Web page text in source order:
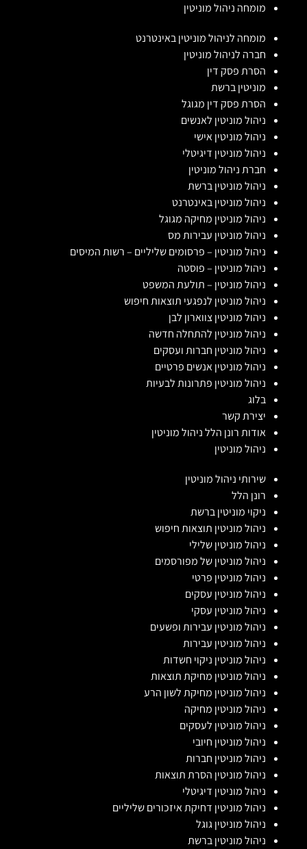
מומחה ניהול מוניטין
מומחה לניהול מוניטין באינטרנט
חברה לניהול מוניטין
הסרת פסק דין
מוניטין ברשת
הסרת פסק דין מגוגל
ניהול מוניטין לאנשים
ניהול מוניטין אישי
ניהול מוניטין דיגיטלי
חברת ניהול מוניטין
ניהול מוניטין ברשת
ניהול מוניטין באינטרנט
ניהול מוניטין מחיקה מגוגל
ניהול מוניטין עבירות מס
ניהול מוניטין – פרסומים שליליים – רשות המיסים
ניהול מוניטין – פוסטה
ניהול מוניטין – תולעת המשפט
ניהול מוניטין לנפגעי תוצאות חיפוש
ניהול מוניטין צווארון לבן
ניהול מוניטין להתחלה חדשה
ניהול מוניטין חברות ועסקים
ניהול מוניטין אנשים פרטיים
ניהול מוניטין פתרונות לבעיות
בלוג
יצירת קשר
אודות רונן הלל ניהול מוניטין
ניהול מוניטין
שירותי ניהול מוניטין
רונן הלל
ניקוי מוניטין ברשת
ניהול מוניטין תוצאות חיפוש
ניהול מוניטין שלילי
ניהול מוניטין של מפורסמים
ניהול מוניטין פרטי
ניהול מוניטין עסקים
ניהול מוניטין עסקי
ניהול מוניטין עבירות ופשעים
ניהול מוניטין עבירות
ניהול מוניטין ניקוי חשדות
ניהול מוניטין מחיקת תוצאות
ניהול מוניטין מחיקת לשון הרע
ניהול מוניטין מחיקה
ניהול מוניטין לעסקים
ניהול מוניטין חיובי
ניהול מוניטין חברות
ניהול מוניטין הסרת תוצאות
ניהול מוניטין דיגיטלי
ניהול מוניטין דחיקת איזכורים שליליים
ניהול מוניטין גוגל
ניהול מוניטין ברשת